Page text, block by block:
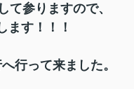
て参りますので、
ます！！！
行って来ました。